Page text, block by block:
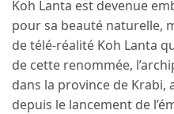
Koh Lanta est devenue
pour sa beauté naturelle,
de télé-réalité Koh Lanta
de cette renommée,
dans la province de Krabi,
depuis le lancement de